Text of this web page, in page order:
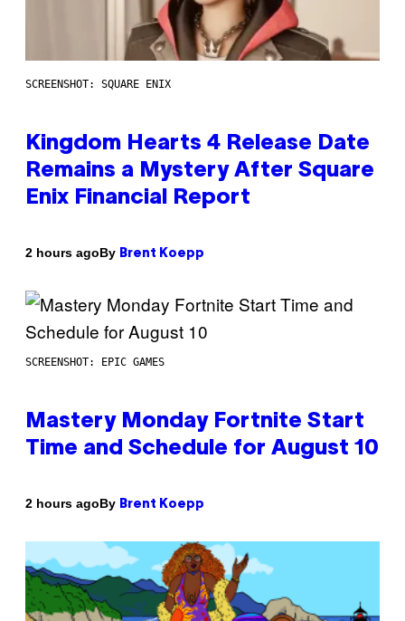
SCREENSHOT: SQUARE ENIX
Kingdom Hearts 4 Release Date
Remains a Mystery After Square
Enix Financial Report
2 hours agoBy Brent Koepp
SCREENSHOT: EPIC GAMES
Mastery Monday Fortnite Start
Time and Schedule for August 10
2 hours agoBy Brent Koepp